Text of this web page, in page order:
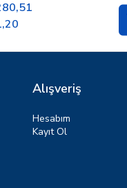
Alışveriş
Hesabım
Kayıt Ol